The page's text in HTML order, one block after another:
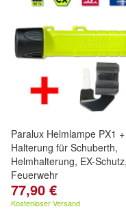
Paralux Helmlampe PX1 +
Halterung für Schuberth,
Helmhalterung, EX-Schutz,
Feuerwehr
77,90 €
Kostenloser Versand